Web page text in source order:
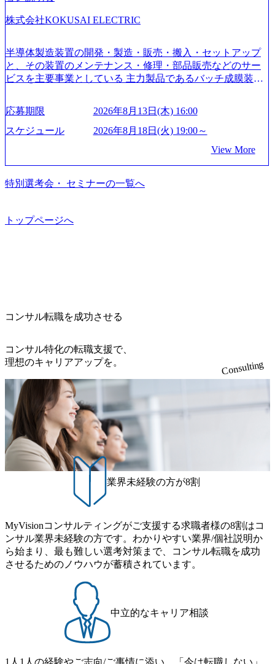
はあるが、社員の興味のある分野やスキルを活用したいな
着けたい方でも幅広に経験を積みたい方でも、キャリア形
成が柔軟に可能な環境である。 https://storage.googleapis.com/
our-vision-production.appspot.com/public/images/20240925204135
_93b1bff3-f71c-4bc9-8bd9-72a8a4826007_1200x554.webp https://
mages/20250502152751_46c65543-87ef-4e86-a85a-8649e1c532f9
_956x512.webp https://storage.googleapis.com/our-vision-producti
on.appspot.com/public/images/20250502152804_ba6aaa1a-9ffc-4f
m/our-vision-production.appspot.com/public/images/202505021528
ング会社で、NRI、NTTDATAと同じく世界のFinTech Ranki
開発、運用保守と言った全工程を行う「一気通貫体制」が
特長 ビジネスへの深い理解を持つコンサルタントが集うXs
報 (https://www.xspear.co.jp/member/)一部抜粋 - 伊勢山 昇吾氏:
広いプロジェクトに従事 - 鈴木健仁氏：新卒でベイカレン
トに入社し最年少ディレクターを経てXspearに参画 - 梶田
威人氏：BCG出身。金融業界における戦略策定、DX戦略立
案、人事組織テーマに強みを持ち、メディア・エンタメ業
界においてはDX戦略立案、NFT等の新規事業立案を得意と
する。 - 藏満 一馬氏：アクセンチュア出身。金融業界を中
心に、DX戦略策定、新規事業立案、組織変革、規制対応等
の幅広いプロジェクトを主導する。 - 天野 善仁氏：19卒Pw
C出身。Xspear最年少シニアマネージャー 社員インタビュー
ページ (https://www.xspear.co.jp/career/interviews/) 戦略だけの
コンサルは終わり──コンサル業界の風雲児に聞く。“これ
から”のコンサルの在り方 (https://www.businessinsider.jp/articl
e/20250205-simplex-xspear/) Xspear Consultingがえるぼし認定
を取得 (https://www.agara.co.jp/article/382811) シンプレクスと
Xspear Consultingが、東京都港区の行政手続き100%デジタル
化を支援 (https://www.afpbb.com/articles/-/3520247) 【未経験
者】 ・年収UPでのオファー ・ワンプールで様々なインダ
流工程、先端技術を学べる環境 【コンサルファーム経験
者】 ・専門領域に軸足を置きながら、他領域にもチャレン
ジできる環境 ・タイトルアップでのオファー ・現職ファー
ムより高いオファー年収 ・実力主義でプロモーションでき
る（ダブルスキップもあり） ・週に1度のアサインｍｔｇで
株式会社KOKUSAI ELECTRIC
半導体製造装置の開発・製造・販売・搬入・セットアップ
と、その装置のメンテナンス・修理・部品販売などのサー
ビスを主要事業としている 主力製品であるバッチ成膜装置
世界トップクラスのシェアを有している 技術と対話を通じ
て未来を創造し、社会課題の解決に貢献することを目指し
ている Mission:私たちの技術/私たちの対話 Vision:夢を未来
話 IoT社会の浸透、AIの加速等により半導体需要は世界中で
急伸長しており、それに伴い半導体製造装置の需要も伸長
中 https://storage.googleapis.com/our-vision-production.appspot.co
on-production.appspot.com/public/images/20260224131052_2abe7
cb8-329e-4a45-a8f5-73d9728b2cd7_1200x486.webp https://storag
アドバイザーによる自身のキャリア構築をめざす「キャリ
スタイム制度を実施しており、月単位の決められた労働時
間の範囲内で、出社・退社の時刻を社員の自己裁量に委
ね、ワークライフバランスを図りながら効率的に働くこと
ができる 【休日】 土日祝休みの完全週休2日制 2025年度の
年間休日は125日（GW8日、夏季9日、年末年始9日） 有給
休暇は年間24日（4月1日入社の場合）で、入社日に付与さ
れます。 年次有給休暇の残日数は、翌年度に繰り越すこと
ができます。 慶弔休暇は、事由により取得可能日数は異な
りますが、3～7日の連続休暇を取得できます。 リフレッシ
ュ休暇は、規程で定める勤続年数ごとに、連続5日のリフレ
ッシュ休暇を取得できます。 【育児や子の看護、介護など
の制度】 育児休暇： 対象：小学校1年修了時の3月31日まで
の子を育てるすべての従業員※期間：通算3年間 短時間勤
日2時間15分まで、始業・終業時刻の繰り上げ・繰り下げが
可能 子の看護休暇： 子1人につき5日まで取得でき、1時間
単位で取得することも可能 家族看護休暇： 5日まで取得で
き、1時間単位で取得することも可能 【独身寮、住宅手当制
度など】 独身寮：富山事業所の近くに、白風寮と青風寮の2
つの寮があり、以下の入居基準を満たす方が入居可能で
す。 ＜入居基準＞ ・満33歳までの独身者 ・自宅から勤務地
までの通勤総時間が2時間を超えること 住宅手当： 本社の
近くには独身寮や社宅等が無いため、条件を満たす方には
住宅手当を支給します。 また、独身寮は男性のみの入居と
なるため、入居基準を満たす女性には住宅手当を支給しま
応募期限
2026年8月13日(木) 16:00
スケジュール
2026年8月18日(火) 19:00～
View More
特別選考会・ セミナーの一覧へ
トップページへ
コンサル転職を成功させる
コンサル特化の転職支援で、
理想のキャリアアップを。
Consulting
業界未経験の方が8割
MyVisionコンサルティングがご支援する求職者様の8割はコ
ンサル業界未経験の方です。わかりやすい業界/個社説明か
ら始まり、最も難しい選考対策まで、コンサル転職を成功
させるためのノウハウが蓄積されています。
中立的なキャリア相談
1人1人の経験やご志向/ご事情に添い、「今は転職しない」